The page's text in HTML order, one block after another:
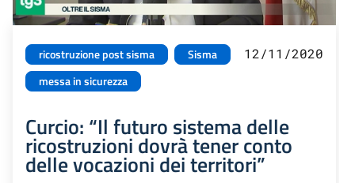
ricostruzione post sisma
Sisma
messa in sicurezza
12/11/2020
Curcio: “Il futuro sistema delle
ricostruzioni dovrà tener conto
delle vocazioni dei territori”